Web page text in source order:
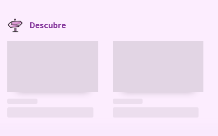
Descubre